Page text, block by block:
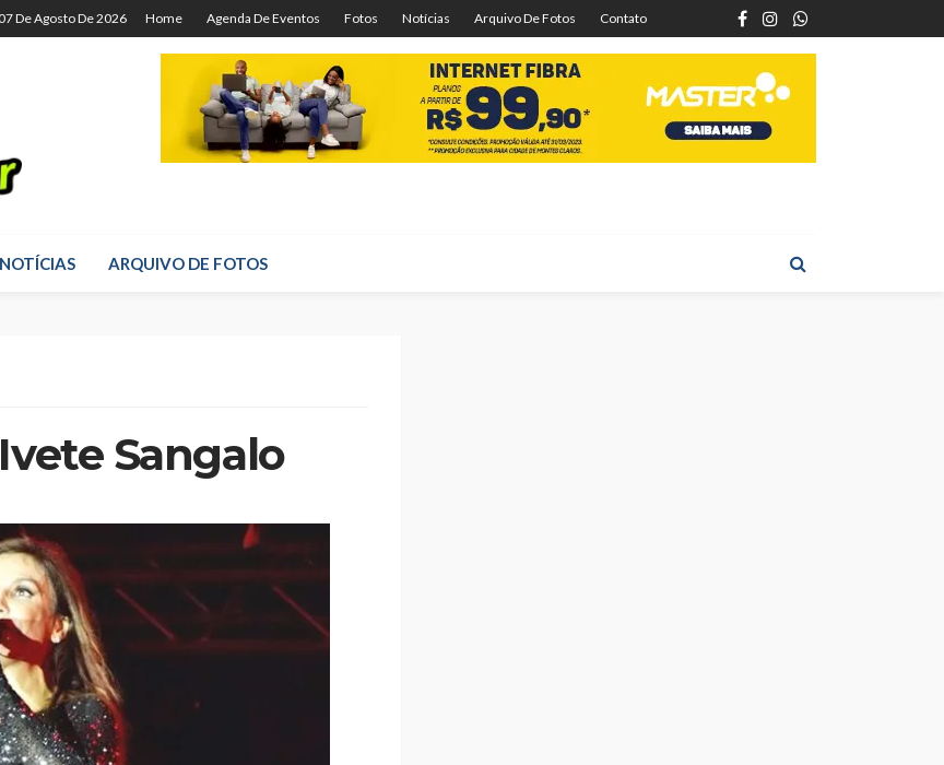
De Agosto De 2026 Home Agenda De Eventos Fotos Notícias Arquivo De Fotos Contato
NOTÍCIAS ARQUIVO DE FOTOS
Sangalo